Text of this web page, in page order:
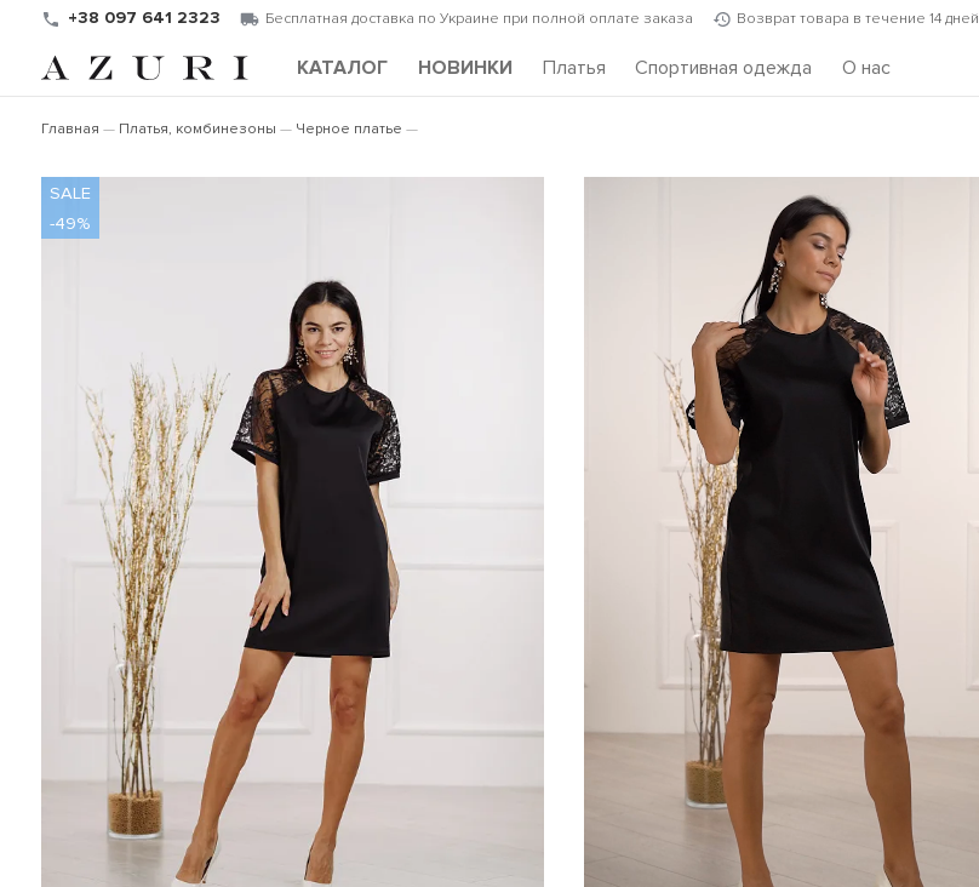
+38 097 641 2323 Бесплатная доставка по Украине при полной оплате заказа Возврат товара в течение 14 дней
КАТАЛОГ НОВИНКИ Платья Спортивная одежда О нас
Главная Платья, комбинезоны Черное платье